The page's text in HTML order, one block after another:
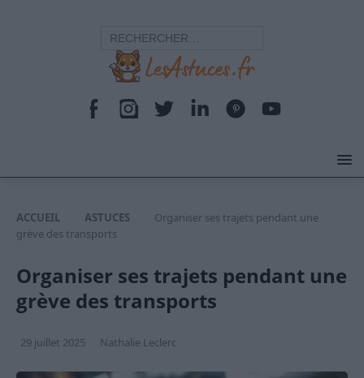
ACCUEIL ASTUCES
Organiser ses trajets pendant une
grève des transports
Organiser ses trajets pendant une
grève des transports
29 juillet 2025 Nathalie Leclerc